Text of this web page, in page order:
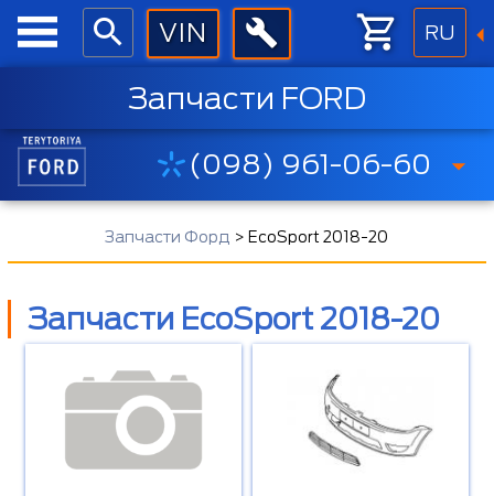
RU
Запчасти FORD
(098) 961-06-60
Запчасти Форд > EcoSport 2018-20
Запчасти EcoSport 2018-20